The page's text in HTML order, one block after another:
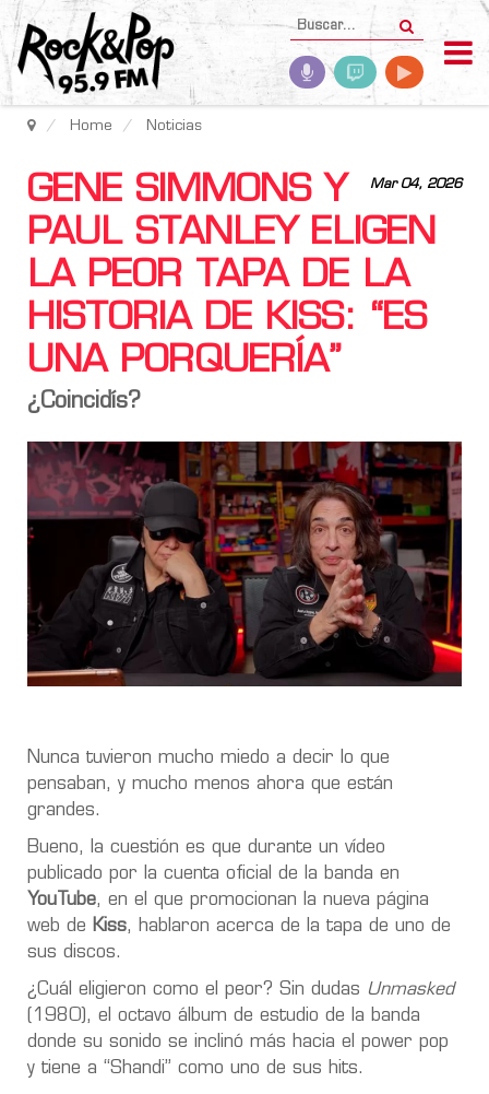
Home Noticias
Mar 04, 2026
GENE SIMMONS Y
PAUL STANLEY ELIGEN
LA PEOR TAPA DE LA
HISTORIA DE KISS: “ES
UNA PORQUERÍA”
¿Coincidís?
Nunca tuvieron mucho miedo a decir lo que
pensaban, y mucho menos ahora que están
grandes.
Bueno, la cuestión es que durante un vídeo
publicado por la cuenta oficial de la banda en
YouTube, en el que promocionan la nueva página
web de Kiss, hablaron acerca de la tapa de uno de
sus discos.
¿Cuál eligieron como el peor? Sin dudas Unmasked
(1980), el octavo álbum de estudio de la banda
donde su sonido se inclinó más hacia el power pop
y tiene a “Shandi” como uno de sus hits.